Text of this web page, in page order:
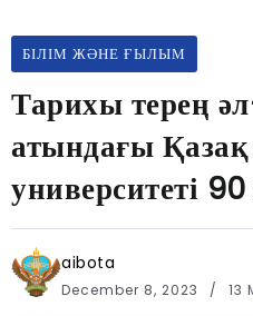
БІЛІМ ЖӘНЕ ҒЫЛЫМ
Тарихы терең
атындағы
университеті
aibota
December 8, 2023 13